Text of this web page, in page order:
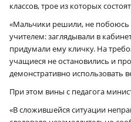
классов, трое из которых
«Мальчики решили, не побоюсь
учителем: заглядывали в
придумали ему кличку. На
учащиеся не остановились и
демонстративно использовать
При этом вины с педагога
«В сложившейся ситуации